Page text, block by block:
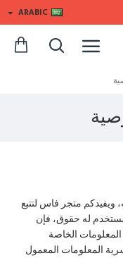
ARABIC
ويفيدكم متجر فاس لتتبع
له حقوق، فإن
الخاصة
المعلومات المعمول